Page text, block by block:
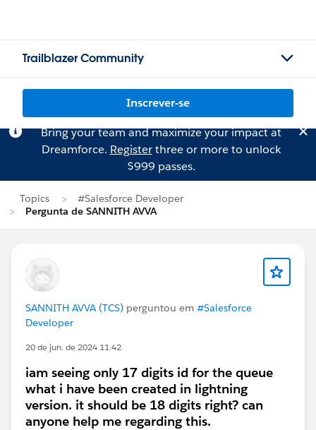
Trailblazer Community
Inscrever-se
Bring your team and maximize your impact at
Dreamforce. Registerthree or more to unlock
$999 passes.
Topics
#Salesforce Developer
Pergunta de SANNITH AVVA
SANNITH AVVA (TCS) perguntou em #Salesforce
Developer
20 de jun. de 2024 11:42
iam seeing only 17 digits id for the queue
what i have been created in lightning
version. it should be 18 digits right? can
anyone help me regarding this.